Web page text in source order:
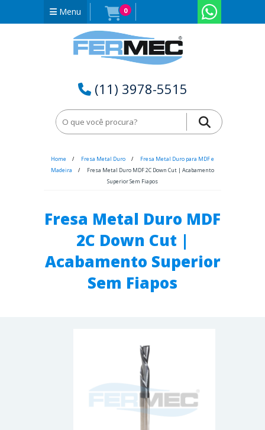
Menu 0
(11) 3978-5515
Home Fresa Metal Duro
Fresa Metal Duro para MDF e
Madeira
Fresa Metal Duro MDF 2C Down Cut | Acabamento
Superior Sem Fiapos
Fresa Metal Duro MDF
2C Down Cut |
Acabamento Superior
Sem Fiapos